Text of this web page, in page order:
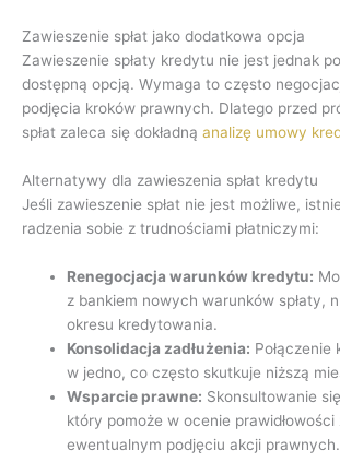
Zawieszenie spłat jako dodatkowa opcja
Zawieszenie spłaty kredytu nie jest jednak
dostępną opcją. Wymaga to często
podjęcia kroków prawnych. Dlatego przed
spłat zaleca się dokładną analizę umowy
Alternatywy dla zawieszenia spłat kredytu
Jeśli zawieszenie spłat nie jest możliwe,
radzenia sobie z trudnościami płatniczymi:
Renegocjacja warunków kredytu:
z bankiem nowych warunków spłaty,
okresu kredytowania.
Konsolidacja zadłużenia: Połączenie
w jedno, co często skutkuje niższą
Wsparcie prawne: Skonsultowanie
który pomoże w ocenie
ewentualnym podjęciu akcji prawnych.